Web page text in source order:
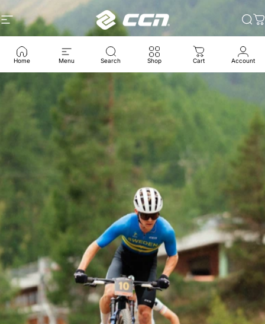
コンテンツへスキップ
サイトナビゲーションCCN Sport 検索
Home Menu Search Shop Cart Account